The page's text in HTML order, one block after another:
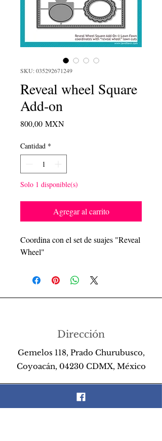
SKU: 035292671249
Reveal wheel Square
Add-on
800,00 MXNPrecio
Cantidad *
Solo 1 disponible(s)
Agregar al carrito
Coordina con el set de suajes "Reveal
Wheel"
Dirección
Gemelos 118, Prado Churubusco,
Coyoacán, 04230 CDMX, México